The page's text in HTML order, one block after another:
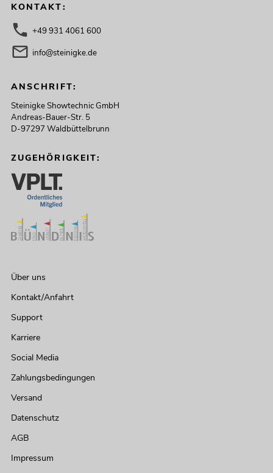
KONTAKT:
+49 931 4061 600
info@steinigke.de
ANSCHRIFT:
Steinigke Showtechnic GmbH
Andreas-Bauer-Str. 5
D-97297 Waldbüttelbrunn
ZUGEHÖRIGKEIT:
Über uns
Kontakt/Anfahrt
Support
Karriere
Social Media
Zahlungsbedingungen
Versand
Datenschutz
AGB
Impressum